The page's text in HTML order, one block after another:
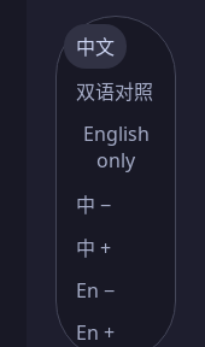
中文
双语对照
English
only
中 −
中 +
En −
En +